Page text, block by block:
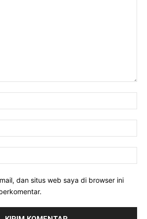
dan situs web saya di browser ini